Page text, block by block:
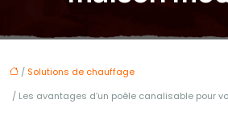
/ Solutions de chauffage
/ Les avantages d’un poêle canalisable pour